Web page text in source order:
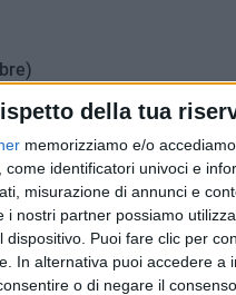
della tua
memorizziamo e/o
identificatori univoci e
misurazione di annunci e
i nostri partner possiamo
dispositivo. Puoi fare clic per
In alternativa puoi accedere
o di negare il consenso.